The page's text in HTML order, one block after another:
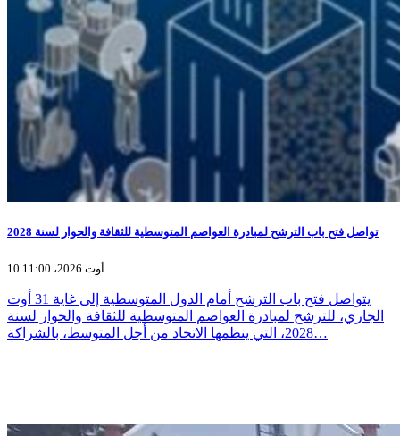
تواصل فتح باب الترشح لمبادرة العواصم المتوسطية للثقافة والحوار لسنة 2028
10 أوت 2026، 11:00
يتواصل فتح باب الترشح أمام الدول المتوسطية إلى غاية 31 أوت
الجاري، للترشح لمبادرة العواصم المتوسطية للثقافة والحوار لسنة
2028، التي ينظمها الاتحاد من أجل المتوسط، بالشراكة…